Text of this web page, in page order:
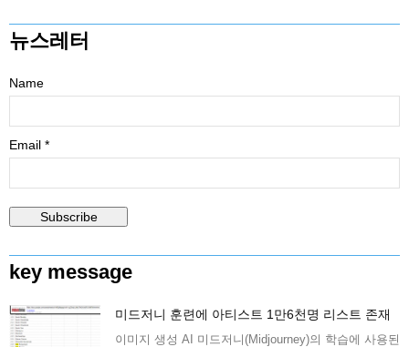
뉴스레터
Name
Email *
key message
미드저니 훈련에 아티스트 1만6천명 리스트 존재
이미지 생성 AI 미드저니(Midjourney)의 학습에 사용된